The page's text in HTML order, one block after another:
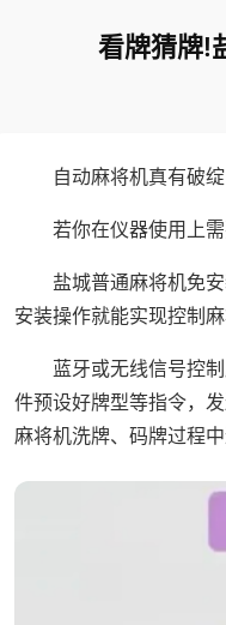
看牌猜牌!
自动麻将机真有破
若你在仪器使用上
盐城普通麻将机免
安装操作就能实现控制
蓝牙或无线信号控
件预设好牌型等指令，
麻将机洗牌、码牌过程